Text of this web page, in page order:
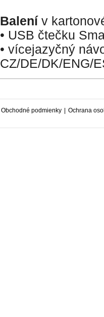
Balenív
• USB čtečku
• vícejazyčný
CZ/DE/DK/ENG/
Obchodné podmienky | Ochrana